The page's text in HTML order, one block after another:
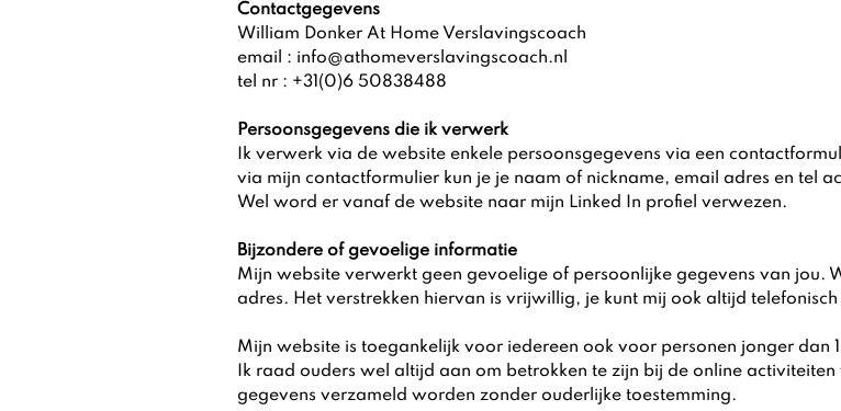
Contactgegevens
William Donker At Home Verslavingscoach
email : info@athomeverslavingscoach.nl
tel nr : +31(0)6 50838488
Persoonsgegevens die ik verwerk
Ik verwerk via de website enkele persoonsgegevens via een
via mijn contactformulier kun je je naam of nickname, email adres en tel
Wel word er vanaf de website naar mijn Linked In profiel verwezen.
Bijzondere of gevoelige informatie
Mijn website verwerkt geen gevoelige of persoonlijke gegevens van jou.
adres. Het verstrekken hiervan is vrijwillig, je kunt mij ook altijd
Mijn website is toegankelijk voor iedereen ook voor personen jonger dan
Ik raad ouders wel altijd aan om betrokken te zijn bij de online
gegevens verzameld worden zonder ouderlijke toestemming.